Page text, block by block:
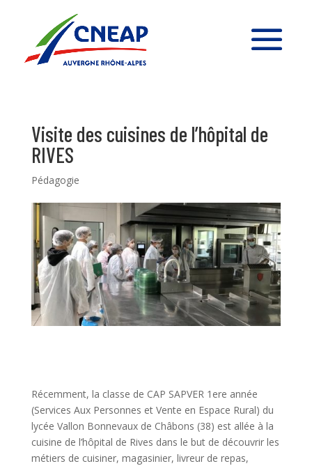
Visite des cuisines de l’hôpital de
RIVES
Pédagogie
Récemment, la classe de CAP SAPVER 1ere année
(Services Aux Personnes et Vente en Espace Rural) du
lycée Vallon Bonnevaux de Châbons (38) est allée à la
cuisine de l’hôpital de Rives dans le but de découvrir les
métiers de cuisiner, magasinier, livreur de repas,